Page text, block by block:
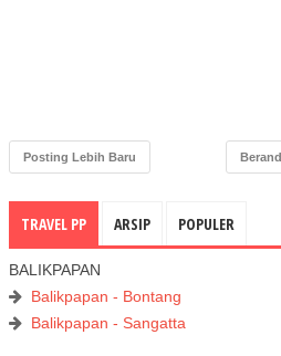
Posting Lebih Baru
TRAVEL PP ARSIP POPULER
BALIKPAPAN
Balikpapan - Bontang
Balikpapan - Sangatta